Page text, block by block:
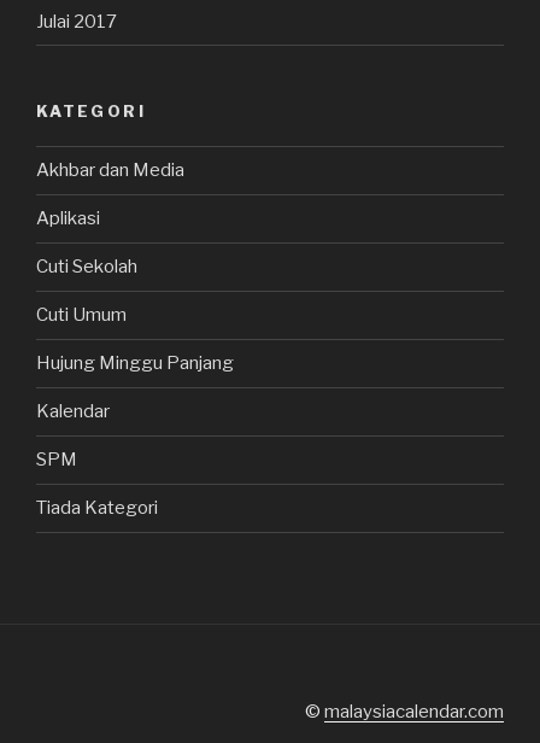
Julai 2017
KATEGORI
Akhbar dan Media
Aplikasi
Cuti Sekolah
Cuti Umum
Hujung Minggu Panjang
Kalendar
SPM
Tiada Kategori
© malaysiacalendar.com